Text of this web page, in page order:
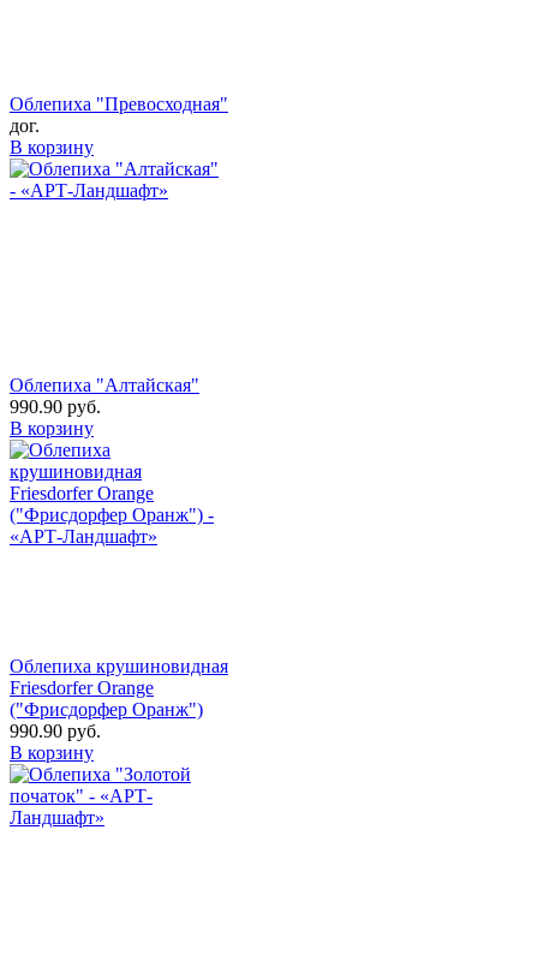
Облепиха "Превосходная"
дог.
В корзину
Облепиха "Алтайская"
990.90 руб.
В корзину
Облепиха крушиновидная
Friesdorfer Orange
("Фрисдорфер Оранж")
990.90 руб.
В корзину